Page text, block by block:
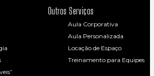
Outros Serviços
Aula Corporativa
Aula Personalizada
Locação de Espaço
Treinamento para Equipes